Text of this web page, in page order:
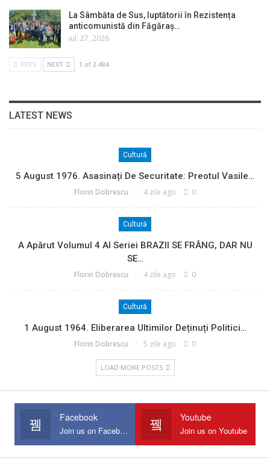
La Sâmbăta de Sus, luptătorii în Rezistența
anticomunistă din Făgăraș…
iul. 27, 2026
PREV NEXT 1 of 2.484
LATEST NEWS
Cultură
5 August 1976. Asasinați De Securitate: Preotul Vasile…
Florin Dobrescu 4 zile ago 0
Cultură
A Apărut Volumul 4 Al Seriei BRAZII SE FRÂNG, DAR NU
SE…
Florin Dobrescu 4 zile ago 0
Cultură
1 August 1964. Eliberarea Ultimilor Deținuți Politici…
Florin Dobrescu 5 zile ago 0
LOAD MORE POSTS
Facebook
Join us on Facebook
Youtube
Join us on Youtube